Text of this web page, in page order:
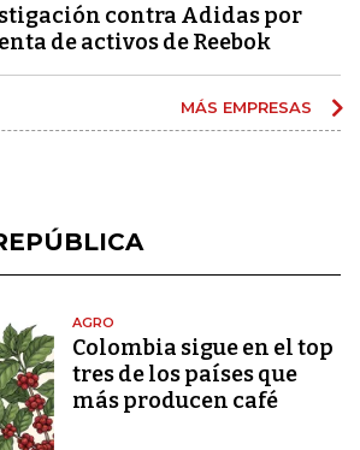
contra Adidas por
de activos de Reebok
MÁS EMPRESAS
AGRO
Colombia sigue en el top
tres de los países que
más producen café